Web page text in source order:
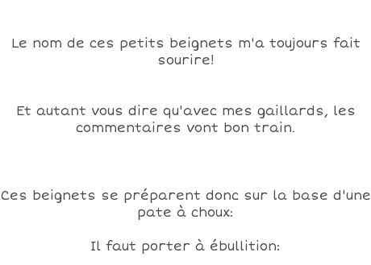
Le nom de ces petits beignets m'a toujours fait
sourire!
Et autant vous dire qu'avec mes gaillards, les
commentaires vont bon train.
Ces beignets se préparent donc sur la base d'une
pate à choux:
Il faut porter à ébullition: